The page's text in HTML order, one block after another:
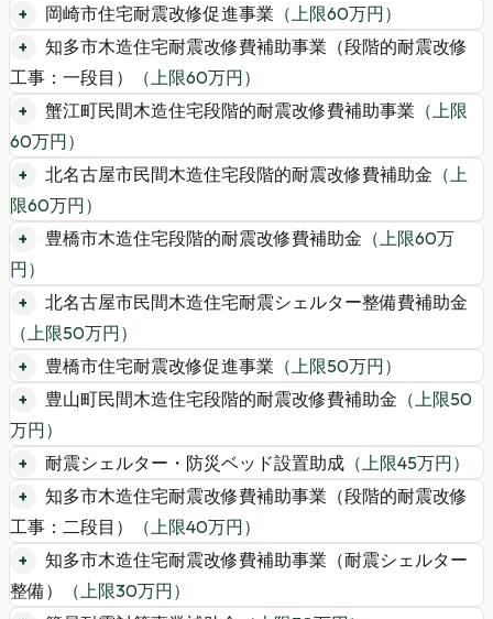
岡崎市住宅耐震改修促進事業 （上限60万円）
知多市木造住宅耐震改修費補助事業（段階的耐震改修
工事：一段目）
（上限60万円）
蟹江町民間木造住宅段階的耐震改修費補助事業 （上限
60万円）
北名古屋市民間木造住宅段階的耐震改修費補助金 （上
限60万円）
豊橋市木造住宅段階的耐震改修費補助金 （上限60万
円）
北名古屋市民間木造住宅耐震シェルター整備費補助金
（上限50万円）
豊橋市住宅耐震改修促進事業 （上限50万円）
豊山町民間木造住宅段階的耐震改修費補助金 （上限50
万円）
耐震シェルター・防災ベッド設置助成 （上限45万円）
知多市木造住宅耐震改修費補助事業（段階的耐震改修
工事：二段目）
（上限40万円）
知多市木造住宅耐震改修費補助事業（耐震シェルター
整備）
（上限30万円）